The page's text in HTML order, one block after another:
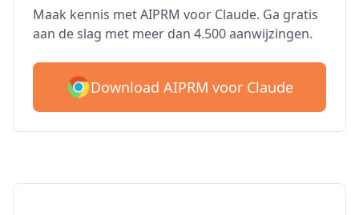
Maak kennis met AIPRM voor Claude. Ga gratis
aan de slag met meer dan 4.500 aanwijzingen.
Download AIPRM voor Claude